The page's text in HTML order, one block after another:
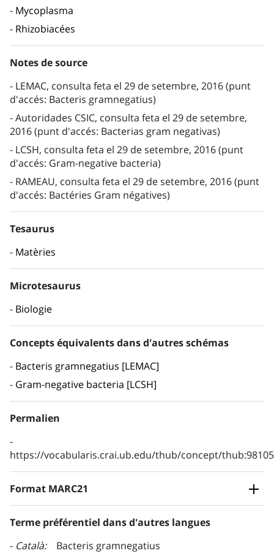
Mycoplasma
Rhizobiacées
Notes de source
LEMAC, consulta feta el 29 de setembre, 2016 (punt
d'accés: Bacteris gramnegatius)
Autoridades CSIC, consulta feta el 29 de setembre,
2016 (punt d'accés: Bacterias gram negativas)
LCSH, consulta feta el 29 de setembre, 2016 (punt
d'accés: Gram-negative bacteria)
RAMEAU, consulta feta el 29 de setembre, 2016 (punt
d'accés: Bactéries Gram négatives)
Tesaurus
Matèries
Microtesaurus
Biologie
Concepts équivalents dans d'autres schémas
Bacteris gramnegatius [LEMAC]
Gram-negative bacteria [LCSH]
Permalien
https://vocabularis.crai.ub.edu/thub/concept/
Format MARC21
Terme préférentiel dans d'autres langues
Català
Bacteris gramnegatius